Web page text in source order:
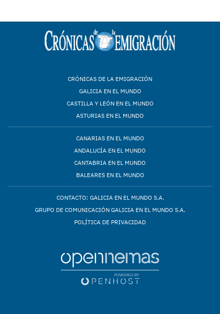
CRÓNICAS DE LA EMIGRACIÓN
GALICIA EN EL MUNDO
CASTILLA Y LEÓN EN EL MUNDO
ASTURIAS EN EL MUNDO
CANARIAS EN EL MUNDO
ANDALUCÍA EN EL MUNDO
CANTABRIA EN EL MUNDO
BALEARES EN EL MUNDO
CONTACTO: GALICIA EN EL MUNDO S.A.
GRUPO DE COMUNICACIÓN GALICIA EN EL MUNDO S.A.
POLÍTICA DE PRIVACIDAD